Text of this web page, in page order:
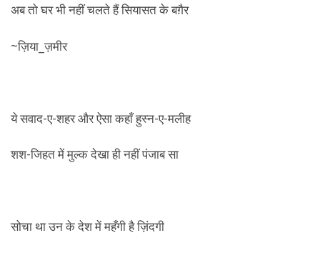
अब तो घर भी नहीं चलते हैं सियासत के बग़ैर
~ज़िया_ज़मीर
ये सवाद-ए-शहर और ऐसा कहाँ हुस्न-ए-मलीह
शश-जिहत में मुल्क देखा ही नहीं पंजाब सा
सोचा था उन के देश में महँगी है ज़िंदगी